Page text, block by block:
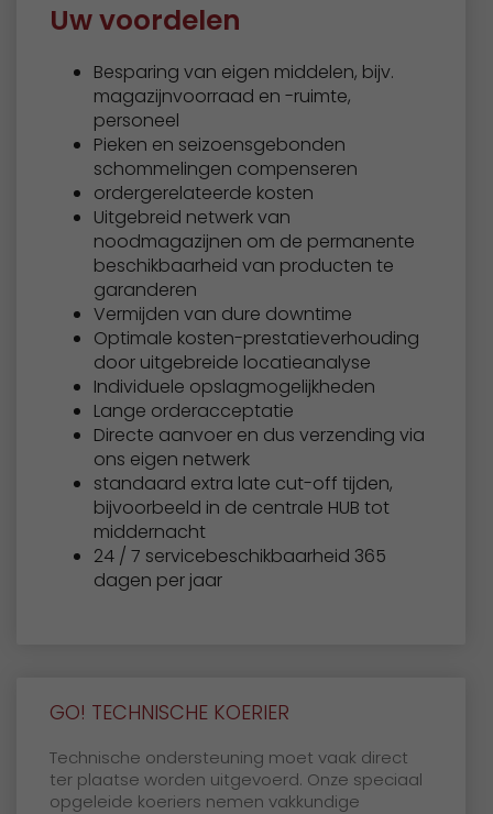
Uw voordelen
Besparing van eigen middelen, bijv.
magazijnvoorraad en -ruimte,
personeel
Pieken en seizoensgebonden
schommelingen compenseren
ordergerelateerde kosten
Uitgebreid netwerk van
noodmagazijnen om de permanente
beschikbaarheid van producten te
garanderen
Vermijden van dure downtime
Optimale kosten-prestatieverhouding
door uitgebreide locatieanalyse
Individuele opslagmogelijkheden
Lange orderacceptatie
Directe aanvoer en dus verzending via
ons eigen netwerk
standaard extra late cut-off tijden,
bijvoorbeeld in de centrale HUB tot
middernacht
24 / 7 servicebeschikbaarheid 365
dagen per jaar
GO! TECHNISCHE KOERIER
Technische ondersteuning moet vaak direct
ter plaatse worden uitgevoerd. Onze speciaal
opgeleide koeriers nemen vakkundige